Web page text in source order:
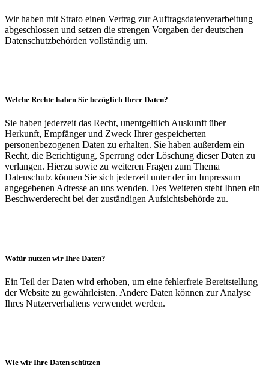
Wir haben mit Strato einen Vertrag zur Auftragsdatenverarbeitung
abgeschlossen und setzen die strengen Vorgaben der deutschen
Datenschutzbehörden vollständig um.
Welche Rechte haben Sie bezüglich Ihrer Daten?
Sie haben jederzeit das Recht, unentgeltlich Auskunft über
Herkunft, Empfänger und Zweck Ihrer gespeicherten
personenbezogenen Daten zu erhalten. Sie haben außerdem ein
Recht, die Berichtigung, Sperrung oder Löschung dieser Daten zu
verlangen. Hierzu sowie zu weiteren Fragen zum Thema
Datenschutz können Sie sich jederzeit unter der im Impressum
angegebenen Adresse an uns wenden. Des Weiteren steht Ihnen ein
Beschwerderecht bei der zuständigen Aufsichtsbehörde zu.
Wofür nutzen wir Ihre Daten?
Ein Teil der Daten wird erhoben, um eine fehlerfreie Bereitstellung
der Website zu gewährleisten. Andere Daten können zur Analyse
Ihres Nutzerverhaltens verwendet werden.
Wie wir Ihre Daten schützen